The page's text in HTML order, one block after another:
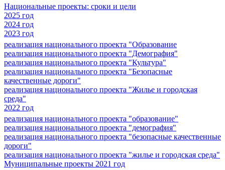
Национальные проекты: сроки и цели
2025 год
2024 год
2023 год
реализация национального проекта "Образование
реализация национального проекта "Демография"
реализация национального проекта "Культура"
реализация национального проекта "Безопасные
качественные дороги"
реализация национального проекта "Жилье и городская
среда"
2022 год
реализация национального проекта "образование"
реализация национального проекта "демография"
реализация национального проекта "безопасные качественные
дороги"
реализация национального проекта "жилье и городская среда"
Муниципальные проекты 2021 год